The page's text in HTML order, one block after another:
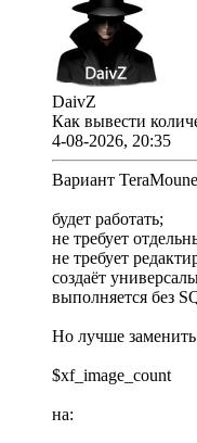
DaivZ
Как вывести
4-08-2026, 20:35
Вариант
будет работать;
не требует
не требует
создаёт
выполняется без
Но лучше
$xf_image_count
на: